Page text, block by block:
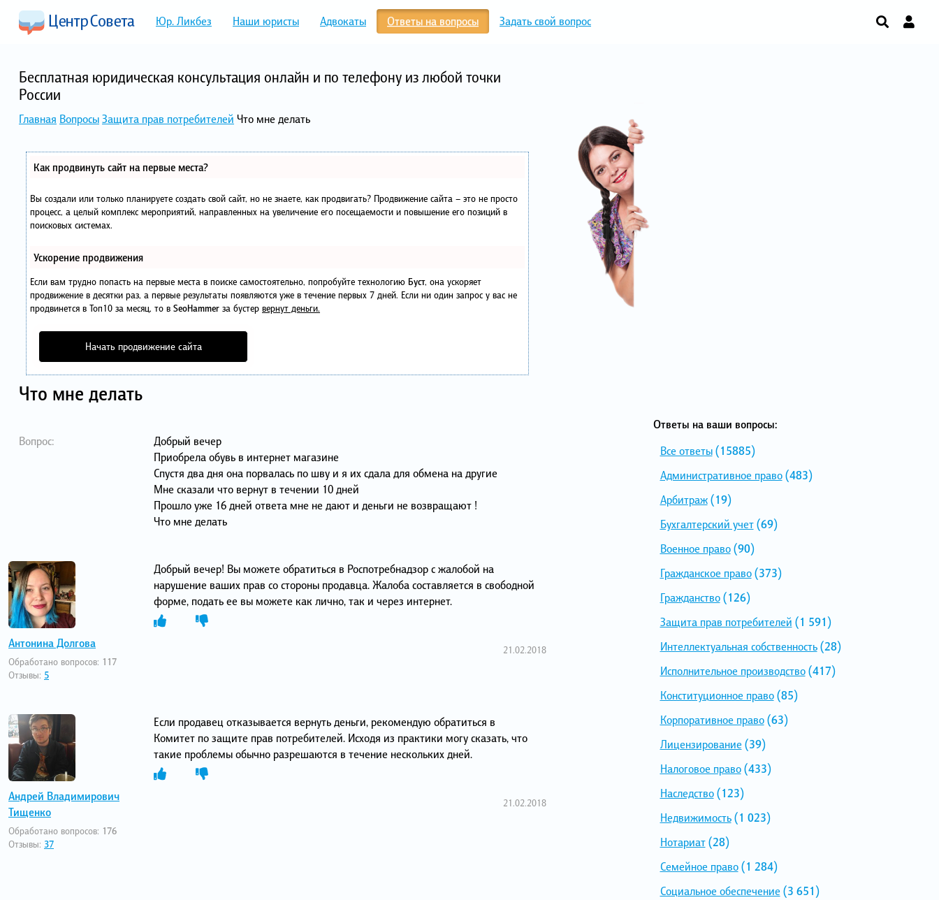
Юр. Ликбез Наши юристы Адвокаты Ответы на вопросы Задать свой вопрос
Бесплатная юридическая консультация онлайн и по телефону из любой точки
России
Главная ВопросыЗащита прав потребителей Что мне делать
Как продвинуть сайт на первые места?
Вы создали или только планируете создать свой сайт, но не знаете, как продвигать? Продвижение сайта – это не просто
процесс, а целый комплекс мероприятий, направленных на увеличение его посещаемости и повышение его позиций в
поисковых системах.
Ускорение продвижения
Если вам трудно попасть на первые места в поиске самостоятельно, попробуйте технологию Буст, она ускоряет
продвижение в десятки раз, а первые результаты появляются уже в течение первых 7 дней. Если ни один запрос у вас не
продвинется в Топ10 за месяц, то в SeoHammer за бустер вернут деньги.
Начать продвижение сайта
Что мне делать
Вопрос:
Добрый вечер
Приобрела обувь в интернет магазине
Спустя два дня она порвалась по шву и я их сдала для обмена на другие
Мне сказали что вернут в течении 10 дней
Прошло уже 16 дней ответа мне не дают и деньги не возвращают !
Что мне делать
Антонина Долгова
Обработано вопросов: 117
Отзывы: 5
Добрый вечер! Вы можете обратиться в Роспотребнадзор с жалобой на
нарушение ваших прав со стороны продавца. Жалоба составляется в свободной
форме, подать ее вы можете как лично, так и через интернет.
21.02.2018
Андрей Владимирович
Тищенко
Обработано вопросов: 176
Отзывы: 37
Если продавец отказывается вернуть деньги, рекомендую обратиться в
Комитет по защите прав потребителей. Исходя из практики могу сказать, что
такие проблемы обычно разрешаются в течение нескольких дней.
21.02.2018
Ответы на ваши вопросы:
Все ответы(15885)
Административное право(483)
Арбитраж(19)
Бухгалтерский учет(69)
Военное право(90)
Гражданское право(373)
Гражданство(126)
Защита прав потребителей (1 591)
Интеллектуальная собственность(28)
Исполнительное производство(417)
Конституционное право(85)
Корпоративное право(63)
Лицензирование (39)
Налоговое право(433)
Наследство(123)
Недвижимость(1 023)
Нотариат(28)
Семейное право(1 284)
Социальное обеспечение (3 651)